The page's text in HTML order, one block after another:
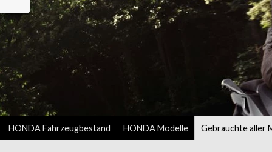
HONDA Fahrzeugbestand HONDA Modelle Gebrauchte aller